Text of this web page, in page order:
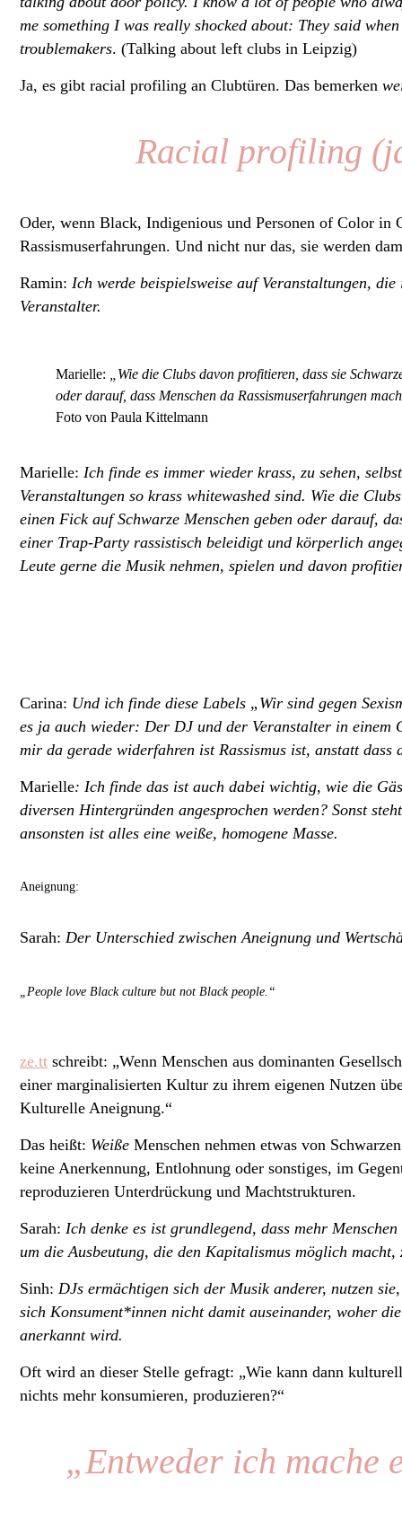
me something I was really shocked about: They said
troublemakers. (Talking about left clubs in Leipzig)
Ja, es gibt racial profiling an Clubtüren. Das bemerken
Racial profiling
Oder, wenn Black, Indigenious und Personen of Color in
Rassismuserfahrungen. Und nicht nur das, sie werden
Ramin: Ich werde beispielsweise auf Veranstaltungen,
Veranstalter.
Marielle:
„Wie die Clubs davon profitieren, dass sie
oder darauf, dass Menschen da Rassismuserfahrungen
Foto von Paula Kittelmann
Marielle: Ich finde es immer wieder krass, zu sehen,
Veranstaltungen so krass whitewashed sind. Wie die
einen Fick auf Schwarze Menschen geben oder darauf,
einer Trap-Party rassistisch beleidigt und körperlich
Leute gerne die Musik nehmen, spielen und davon
Carina: Und ich finde diese Labels „Wir sind gegen
es ja auch wieder: Der DJ und der Veranstalter in einem
mir da gerade widerfahren ist Rassismus ist, anstatt
Marielle: Ich finde das ist auch dabei wichtig, wie die
diversen Hintergründen angesprochen werden? Sonst
ansonsten ist alles eine weiße, homogene Masse.
Aneignung:
Sarah: Der Unterschied zwischen Aneignung und
„People love Black culture but not Black people.“
ze.tt schreibt: „Wenn Menschen aus dominanten
einer marginalisierten Kultur zu ihrem eigenen Nutzen
Kulturelle Aneignung.“
Das heißt: Weiße Menschen nehmen etwas von
keine Anerkennung, Entlohnung oder sonstiges, im
reproduzieren Unterdrückung und Machtstrukturen.
Sarah: Ich denke es ist grundlegend, dass mehr
um die Ausbeutung, die den Kapitalismus möglich macht,
Sinh: DJs ermächtigen sich der Musik anderer, nutzen
sich Konsument*innen nicht damit auseinander, woher
anerkannt wird.
Oft wird an dieser Stelle gefragt: „Wie kann dann
nichts mehr konsumieren, produzieren?“
„Entweder ich mache